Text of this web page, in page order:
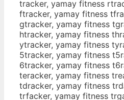
tracker, yamay fitness
ftracker, yamay fitness
gtracker, yamay fitness
htracker, yamay fitness
ytracker, yamay fitness
5tracker, yamay fitness
6tracker, yamay fitness
teracker, yamay fitness
tdracker, yamay fitness
trfacker, yamay fitness